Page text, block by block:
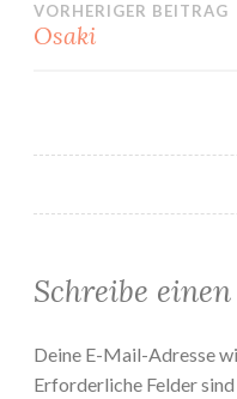
VORHERIGER BEITRAG
Osaki
Schreibe
Deine E-Mail-Adresse
Erforderliche Felder